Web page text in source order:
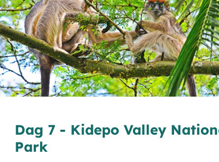
Dag 7 - Kidepo Valley
Park